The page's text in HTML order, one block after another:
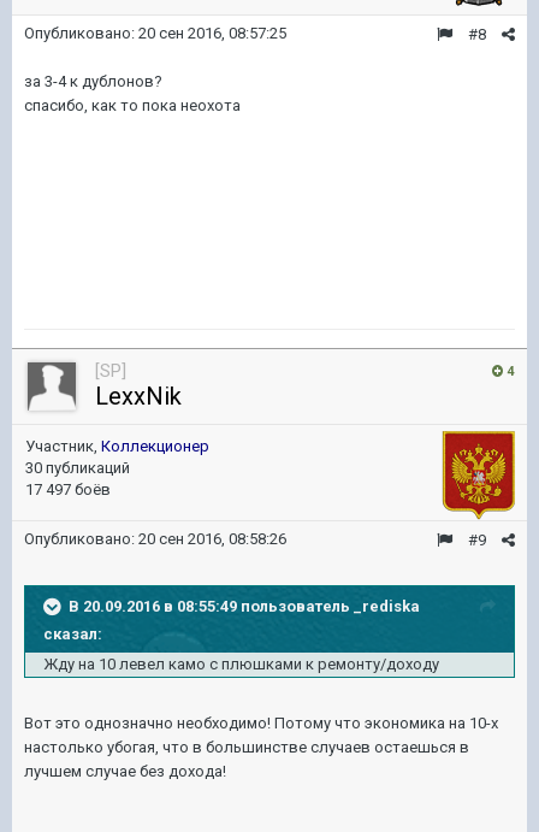
#8
Опубликовано: 20 сен 2016, 08:57:25
за 3-4 к дублонов?
спасибо, как то пока неохота
4
[SP]
LexxNik
Участник, Коллекционер
30 публикаций
17 497 боёв
#9
Опубликовано: 20 сен 2016, 08:58:26
В 20.09.2016 в 08:55:49 пользователь _rediska
сказал:
Жду на 10 левел камо с плюшками к ремонту/доходу
Вот это однозначно необходимо! Потому что экономика на 10-х
настолько убогая, что в большинстве случаев остаешься в
лучшем случае без дохода!